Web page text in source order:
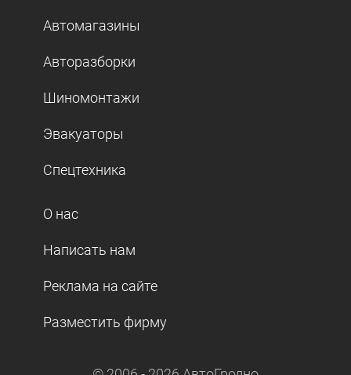
Автомагазины
Авторазборки
Шиномонтажи
Эвакуаторы
Спецтехника
О нас
Написать нам
Реклама на сайте
Разместить фирму